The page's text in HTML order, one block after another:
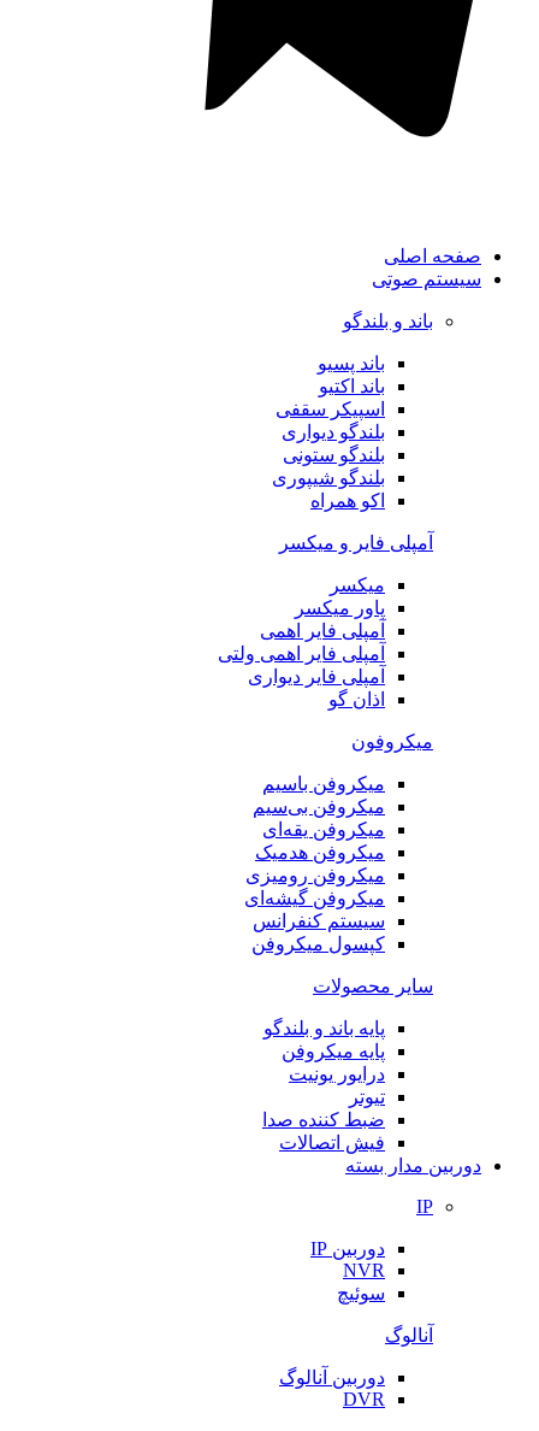
صفحه اصلی
سیستم صوتی
باند و بلندگو
باند پسیو
باند اکتیو
اسپیکر سقفی
بلندگو دیواری
بلندگو ستونی
بلندگو شیپوری
اکو همراه
آمپلی فایر و میکسر
میکسر
پاور میکسر
آمپلی فایر اهمی
آمپلی فایر اهمی ولتی
آمپلی فایر دیواری
اذان گو
میکروفون
میکروفن باسیم
میکروفن بی‌سیم
میکروفن یقه‌ای
میکروفن هد‌میک
میکروفن رومیزی
میکروفن گیشه‌ای
سیستم کنفرانس
کپسول میکروفن
سایر محصولات
پایه باند و بلندگو
پایه میکروفن
درایور یونیت
تیوتر
ضبط کننده صدا
فیش اتصالات
دوربین مدار بسته
IP
دوربین IP
NVR
سوئیچ
آنالوگ
دوربین آنالوگ
DVR